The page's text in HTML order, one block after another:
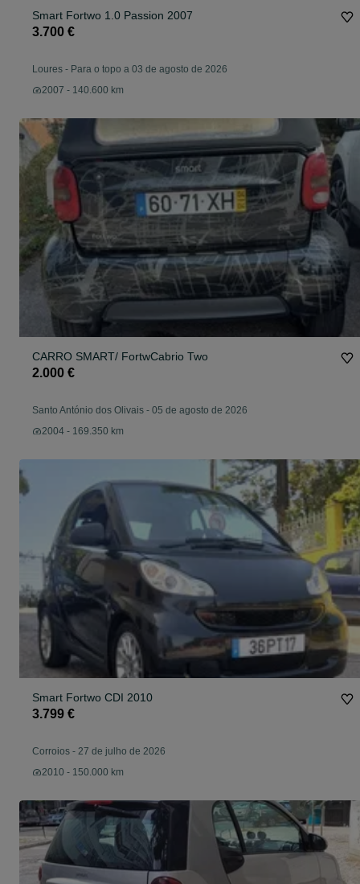
Smart Fortwo 1.0 Passion 2007
3.700 €
Loures - Para o topo a 03 de agosto de 2026
2007 - 140.600 km
CARRO SMART/ FortwCabrio Two
2.000 €
Santo António dos Olivais - 05 de agosto de 2026
2004 - 169.350 km
Smart Fortwo CDI 2010
3.799 €
Corroios - 27 de julho de 2026
2010 - 150.000 km